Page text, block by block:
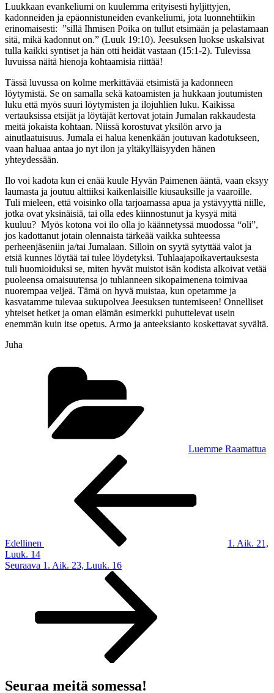
Luukkaan evankeliumi on kuulemma erityisesti hyljittyjen,
kadonneiden ja epäonnistuneiden evankeliumi, jota luonnehtiikin
erinomaisesti: ”sillä Ihmisen Poika on tullut etsimään ja pelastamaan
sitä, mikä kadonnut on.” (Luuk 19:10). Jeesuksen luokse uskalsivat
tulla kaikki syntiset ja hän otti heidät vastaan (15:1-2). Tulevissa
luvuissa näitä hienoja kohtaamisia riittää!
Tässä luvussa on kolme merkittävää etsimistä ja kadonneen
löytymistä. Se on samalla sekä katoamisten ja hukkaan joutumisten
luku että myös suuri löytymisten ja ilojuhlien luku. Kaikissa
vertauksissa etsijät ja löytäjät kertovat jotain Jumalan rakkaudesta
meitä jokaista kohtaan. Niissä korostuvat yksilön arvo ja
ainutlaatuisuus. Jumala ei halua kenenkään joutuvan kadotukseen,
vaan haluaa antaa jo nyt ilon ja yltäkylläisyyden hänen
yhteydessään.
Ilo voi kadota kun ei enää kuule Hyvän Paimenen ääntä, vaan eksyy
laumasta ja joutuu alttiiksi kaikenlaisille kiusauksille ja vaaroille.
Tuli mieleen, että voisinko olla tarjoamassa apua ja ystävyyttä niille,
jotka ovat yksinäisiä, tai olla edes kiinnostunut ja kysyä mitä
kuuluu? Myös kotona voi ilo olla jo käännetyssä muodossa “oli”,
jos kadottanut jotain olennaista tärkeää vaikka suhteessa
perheenjäseniin ja/tai Jumalaan. Silloin on syytä sytyttää valot ja
etsiä kunnes löytää tai tulee löydetyksi. Tuhlaajapoikavertauksesta
tuli huomioiduksi se, miten hyvät muistot isän kodista alkoivat vetää
puoleensa omaisuutensa jo tuhlanneen sikopaimenena toimivaa
nuorempaa veljeä. Tämä on hyvä muistaa, kun opetamme ja
kasvatamme tulevaa sukupolvea Jeesuksen tuntemiseen! Onnelliset
yhteiset hetket ja oman elämän esimerkki puhuttelevat usein
enemmän kuin itse opetus. Armo ja anteeksianto koskettavat syvältä.
Juha
Luemme Raamattua
Edellinen
1. Aik. 21,
Luuk. 14
Seuraava
Seuraava 1. Aik. 23, Luuk. 16
Seuraa meitä somessa!